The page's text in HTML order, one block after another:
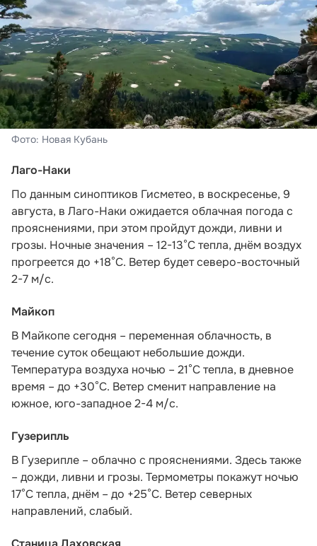
Фото: Новая Кубань
Лаго-Наки
По данным синоптиков Гисметео, в воскресенье, 9
августа, в Лаго-Наки ожидается облачная погода с
прояснениями, при этом пройдут дожди, ливни и
грозы. Ночные значения – 12-13°С тепла, днём воздух
прогреется до +18°С. Ветер будет северо-восточный
2-7 м/с.
Майкоп
В Майкопе сегодня – переменная облачность, в
течение суток обещают небольшие дожди.
Температура воздуха ночью – 21°С тепла, в дневное
время – до +30°С. Ветер сменит направление на
южное, юго-западное 2-4 м/с.
Гузерипль
В Гузерипле – облачно с прояснениями. Здесь также
– дожди, ливни и грозы. Термометры покажут ночью
17°С тепла, днём – до +25°С. Ветер северных
направлений, слабый.